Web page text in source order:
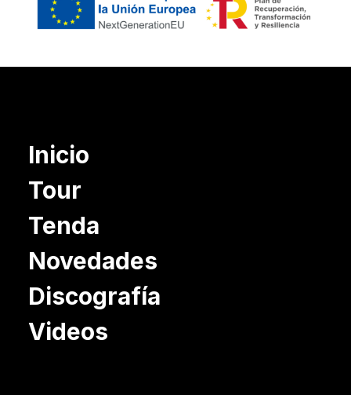
Inicio
Tour
Tenda
Novedades
Discografía
Videos